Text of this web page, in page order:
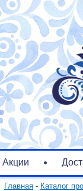
Акции
Главная - Каталог